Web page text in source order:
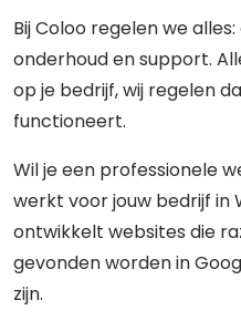
Bij Coloo regelen we
onderhoud en support.
op je bedrijf, wij regelen
functioneert.
Wil je een professionele
werkt voor jouw bedrijf in
ontwikkelt websites die
gevonden worden in
zijn.